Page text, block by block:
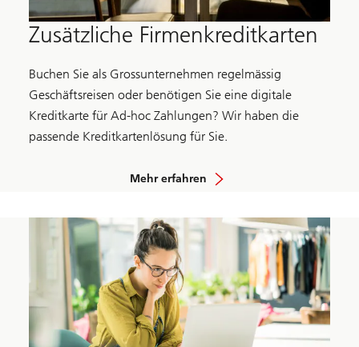
Zusätzliche Firmenkreditkarten
Buchen Sie als Grossunternehmen regelmässig
Geschäftsreisen oder benötigen Sie eine digitale
Kreditkarte für Ad-hoc Zahlungen? Wir haben die
passende Kreditkartenlösung für Sie.
Mehr erfahren